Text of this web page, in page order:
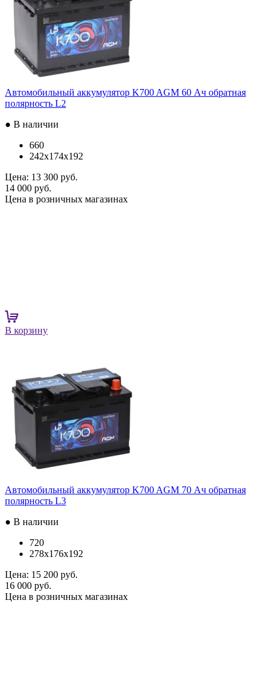
Автомобильный аккумулятор K700 AGM 60 Ач обратная
полярность L2
● В наличии
660
242x174x192
Цена: 13 300 руб.
14 000 руб.
Цена в розничных магазинах
В корзину
Автомобильный аккумулятор K700 AGM 70 Ач обратная
полярность L3
● В наличии
720
278x176x192
Цена: 15 200 руб.
16 000 руб.
Цена в розничных магазинах